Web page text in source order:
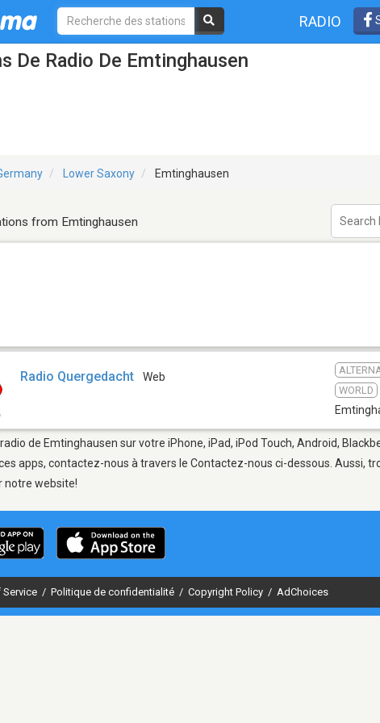
RADIO
De Radio De Emtinghausen
Lower Saxony Emtinghausen
from Emtinghausen
Radio Quergedacht Web
WORLD
de Emtinghausen sur votre iPhone, iPad, iPod Touch, Android,
apps, contactez-nous à travers le Contactez-nous ci-dessous. Aussi,
notre website!
Service / Politique de confidentialité / Copyright Policy / AdChoices